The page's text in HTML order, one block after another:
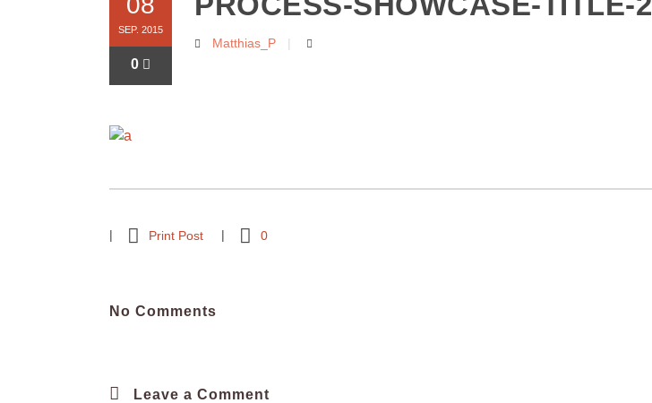
SEP. 2015
0
Matthias_P
Print Post 0
No Comments
Leave a Comment